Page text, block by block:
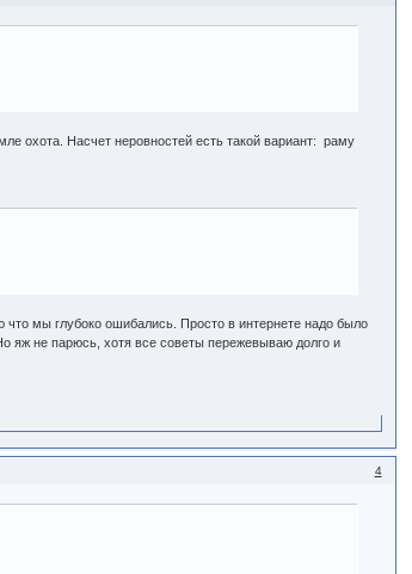
охота. Насчет неровностей есть такой вариант: раму
что мы глубоко ошибались. Просто в интернете надо было
яж не парюсь, хотя все советы пережевываю долго и
4